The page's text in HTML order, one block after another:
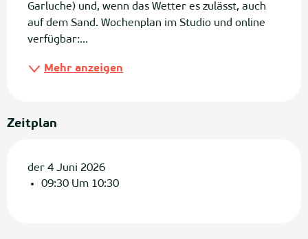
Garluche) und, wenn das Wetter es zulässt, auch
auf dem Sand. Wochenplan im Studio und online
verfügbar:...
Mehr anzeigen
Zeitplan
der 4 Juni 2026
09:30 Um 10:30